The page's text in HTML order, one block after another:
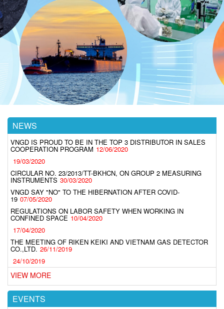
NEWS
VNGD IS PROUD TO BE IN THE TOP 3 DISTRIBUTOR IN SALES
COOPERATION PROGRAM 12/06/2020
19/03/2020
CIRCULAR NO. 23/2013/TT-BKHCN, ON GROUP 2 MEASURING
INSTRUMENTS 30/03/2020
VNGD SAY "NO" TO THE HIBERNATION AFTER COVID-
19 07/05/2020
REGULATIONS ON LABOR SAFETY WHEN WORKING IN
CONFINED SPACE 10/04/2020
17/04/2020
THE MEETING OF RIKEN KEIKI AND VIETNAM GAS DETECTOR
CO.,LTD. 26/11/2019
24/10/2019
VIEW MORE
EVENTS